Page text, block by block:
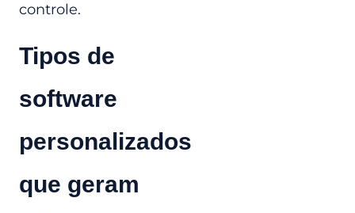
controle.
Tipos de
software
personalizados
que geram